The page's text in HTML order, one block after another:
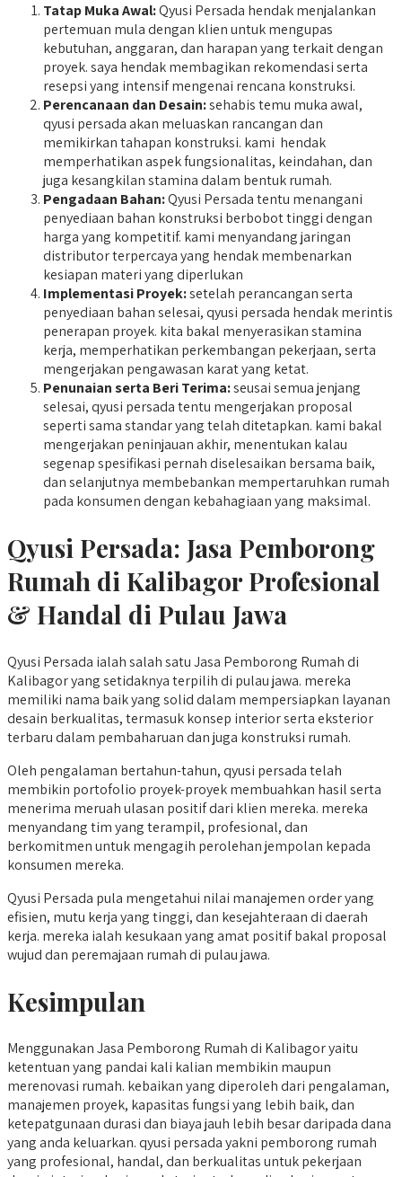
Tatap Muka Awal:Qyusi Persada hendak menjalankan
pertemuan mula dengan klien untuk mengupas
kebutuhan, anggaran, dan harapan yang terkait dengan
proyek. saya hendak membagikan rekomendasi serta
resepsi yang intensif mengenai rencana konstruksi.
Perencanaan dan Desain:sehabis temu muka awal,
qyusi persada akan meluaskan rancangan dan
memikirkan tahapan konstruksi. kami hendak
memperhatikan aspek fungsionalitas, keindahan, dan
juga kesangkilan stamina dalam bentuk rumah.
Pengadaan Bahan:Qyusi Persada tentu menangani
penyediaan bahan konstruksi berbobot tinggi dengan
harga yang kompetitif. kami menyandang jaringan
distributor terpercaya yang hendak membenarkan
kesiapan materi yang diperlukan
Implementasi Proyek:setelah perancangan serta
penyediaan bahan selesai, qyusi persada hendak merintis
penerapan proyek. kita bakal menyerasikan stamina
kerja, memperhatikan perkembangan pekerjaan, serta
mengerjakan pengawasan karat yang ketat.
Penunaian serta Beri Terima:seusai semua jenjang
selesai, qyusi persada tentu mengerjakan proposal
seperti sama standar yang telah ditetapkan. kami bakal
mengerjakan peninjauan akhir, menentukan kalau
segenap spesifikasi pernah diselesaikan bersama baik,
dan selanjutnya membebankan mempertaruhkan rumah
pada konsumen dengan kebahagiaan yang maksimal.
Qyusi Persada: Jasa Pemborong
Rumah di KalibagorProfesional
& Handal di Pulau Jawa
Qyusi Persada ialah salah satu Jasa Pemborong Rumah di
Kalibagor yang setidaknya terpilih di pulau jawa. mereka
memiliki nama baik yang solid dalam mempersiapkan layanan
desain berkualitas, termasuk konsep interior serta eksterior
terbaru dalam pembaharuan dan juga konstruksi rumah.
Oleh pengalaman bertahun-tahun, qyusi persada telah
membikin portofolio proyek-proyek membuahkan hasil serta
menerima meruah ulasan positif dari klien mereka. mereka
menyandang tim yang terampil, profesional, dan
berkomitmen untuk mengagih perolehan jempolan kepada
konsumen mereka.
Qyusi Persada pula mengetahui nilai manajemen order yang
efisien, mutu kerja yang tinggi, dan kesejahteraan di daerah
kerja. mereka ialah kesukaan yang amat positif bakal proposal
wujud dan peremajaan rumah di pulau jawa.
Kesimpulan
Menggunakan Jasa Pemborong Rumah di Kalibagor yaitu
ketentuan yang pandai kali kalian membikin maupun
merenovasi rumah. kebaikan yang diperoleh dari pengalaman,
manajemen proyek, kapasitas fungsi yang lebih baik, dan
ketepatgunaan durasi dan biaya jauh lebih besar daripada dana
yang anda keluarkan. qyusi persada yakni pemborong rumah
yang profesional, handal, dan berkualitas untuk pekerjaan